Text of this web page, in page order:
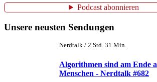
Podcast abonnieren
Unsere neusten Sendungen
Nerdtalk / 2 Std. 31 Min.
Algorithmen sind am Ende
Menschen - Nerdtalk #682